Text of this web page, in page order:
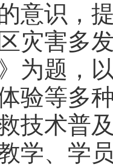
意识，
灾害多
为题，
验等多
救技术普
学、学